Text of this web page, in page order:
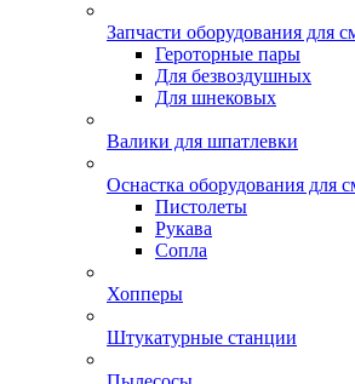
Запчасти оборудования для
Героторные пары
Для безвоздушных
Для шнековых
Валики для шпатлевки
Оснастка оборудования для
Пистолеты
Рукава
Сопла
Хопперы
Штукатурные станции